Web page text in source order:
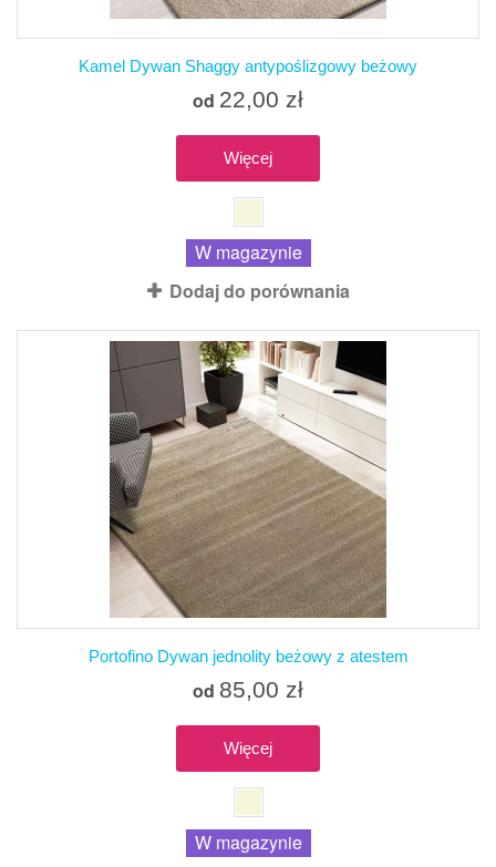
Kamel Dywan Shaggy antypoślizgowy beżowy
od 22,00 zł
Więcej
W magazynie
Dodaj do porównania
Portofino Dywan jednolity beżowy z atestem
od 85,00 zł
Więcej
W magazynie